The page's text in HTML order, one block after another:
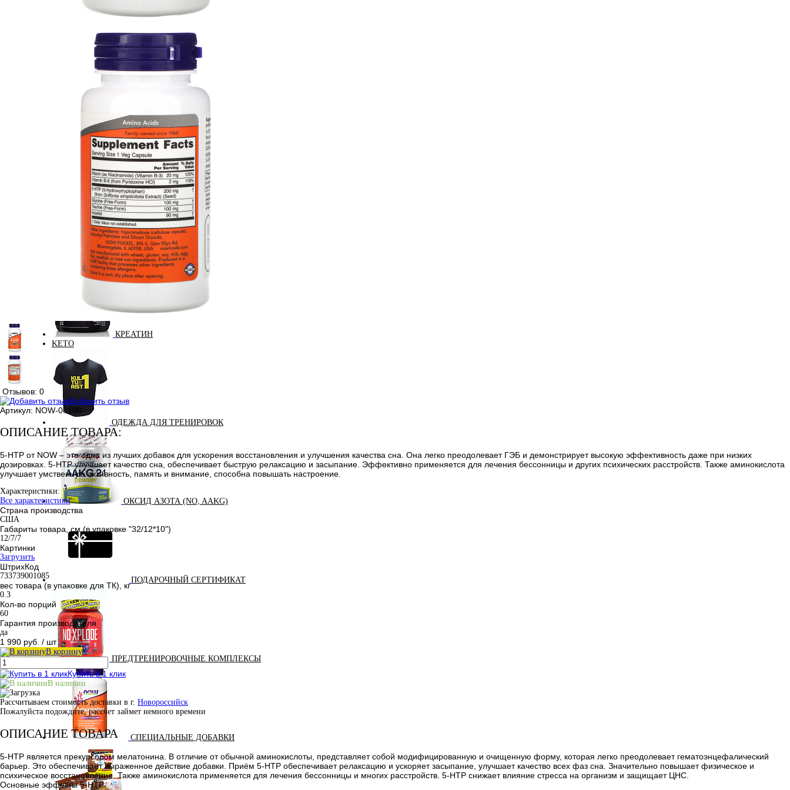
ДИЕТИЧЕСКОЕ ПИТАНИЕ
ЗМА (ZMA)
ЗДОРОВЬЕ И ДОЛГОЛЕТИЕ
КРЕАТИН
KETO
ОДЕЖДА ДЛЯ ТРЕНИРОВОК
ОКСИД АЗОТА (NO, AAKG)
ПОДАРОЧНЫЙ СЕРТИФИКАТ
ПРЕДТРЕНИРОВОЧНЫЕ КОМПЛЕКСЫ
СПЕЦИАЛЬНЫЕ ДОБАВКИ
Отзывов: 0
Добавить отзыв
Артикул: NOW-00108
ОПИСАНИЕ ТОВАРА:
5-HTP от NOW – это одна из лучших добавок для ускорения восстановления и улучшения качества сна. Она легко преодолевает ГЭБ и демонстрирует высокую эффективность даже при низких
дозировках. 5-HTP улучшает качество сна, обеспечивает быструю релаксацию и засыпание. Эффективно применяется для лечения бессонницы и других психических расстройств. Также аминокислота
улучшает умственную активность, память и внимание, способна повышать настроение.
Характеристики:
Все характеристики
Страна производства
США
Габариты товара, см (в упаковке "32/12*10")
12/7/7
Картинки
Загрузить
ШтрихКод
733739001085
вес товара (в упаковке для ТК), кг
0.3
Кол-во порций
60
Гарантия производителя
да
1 990 руб. / шт
В корзину
Купить в 1 клик
В наличии
Рассчитываем стоимость доставки в г. Новороссийск
Пожалуйста подождите, рассчет займет немного времени
ОПИСАНИЕ ТОВАРА
5-HTP является прекурсором мелатонина. В отличие от обычной аминокислоты, представляет собой модифицированную и очищенную форму, которая легко преодолевает гематоэнцефалический
барьер. Это обеспечивает выраженное действие добавки. Приём 5-HTP обеспечивает релаксацию и ускоряет засыпание, улучшает качество всех фаз сна. Значительно повышает физическое и
психическое восстановление. Также аминокислота применяется для лечения бессонницы и многих расстройств. 5-HTP снижает влияние стресса на организм и защищает ЦНС.
Основные эффекты 5-HTP: